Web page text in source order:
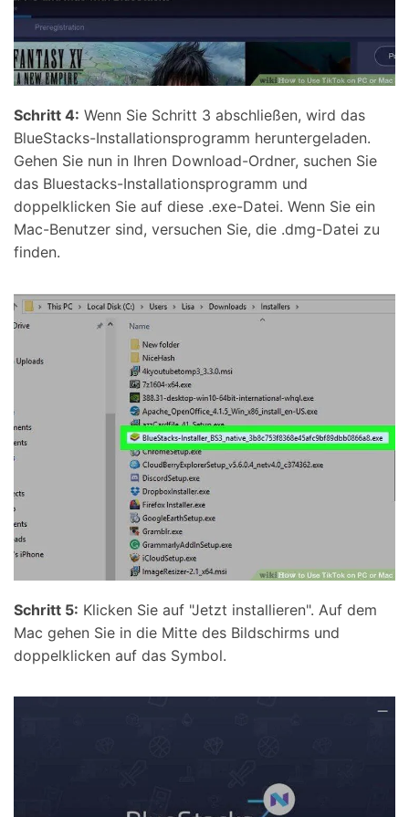
Schritt 4: Wenn Sie Schritt 3 abschließen, wird das
BlueStacks-Installationsprogramm heruntergeladen.
Gehen Sie nun in Ihren Download-Ordner, suchen Sie
das Bluestacks-Installationsprogramm und
doppelklicken Sie auf diese .exe-Datei. Wenn Sie ein
Mac-Benutzer sind, versuchen Sie, die .dmg-Datei zu
finden.
Schritt 5: Klicken Sie auf "Jetzt installieren". Auf dem
Mac gehen Sie in die Mitte des Bildschirms und
doppelklicken auf das Symbol.